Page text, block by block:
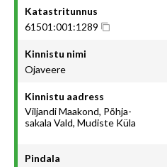
Katastritunnus
61501:001:1289
Kinnistu nimi
Ojaveere
Kinnistu aadress
Viljandi Maakond, Põhja-
sakala Vald, Mudiste Küla
Pindala